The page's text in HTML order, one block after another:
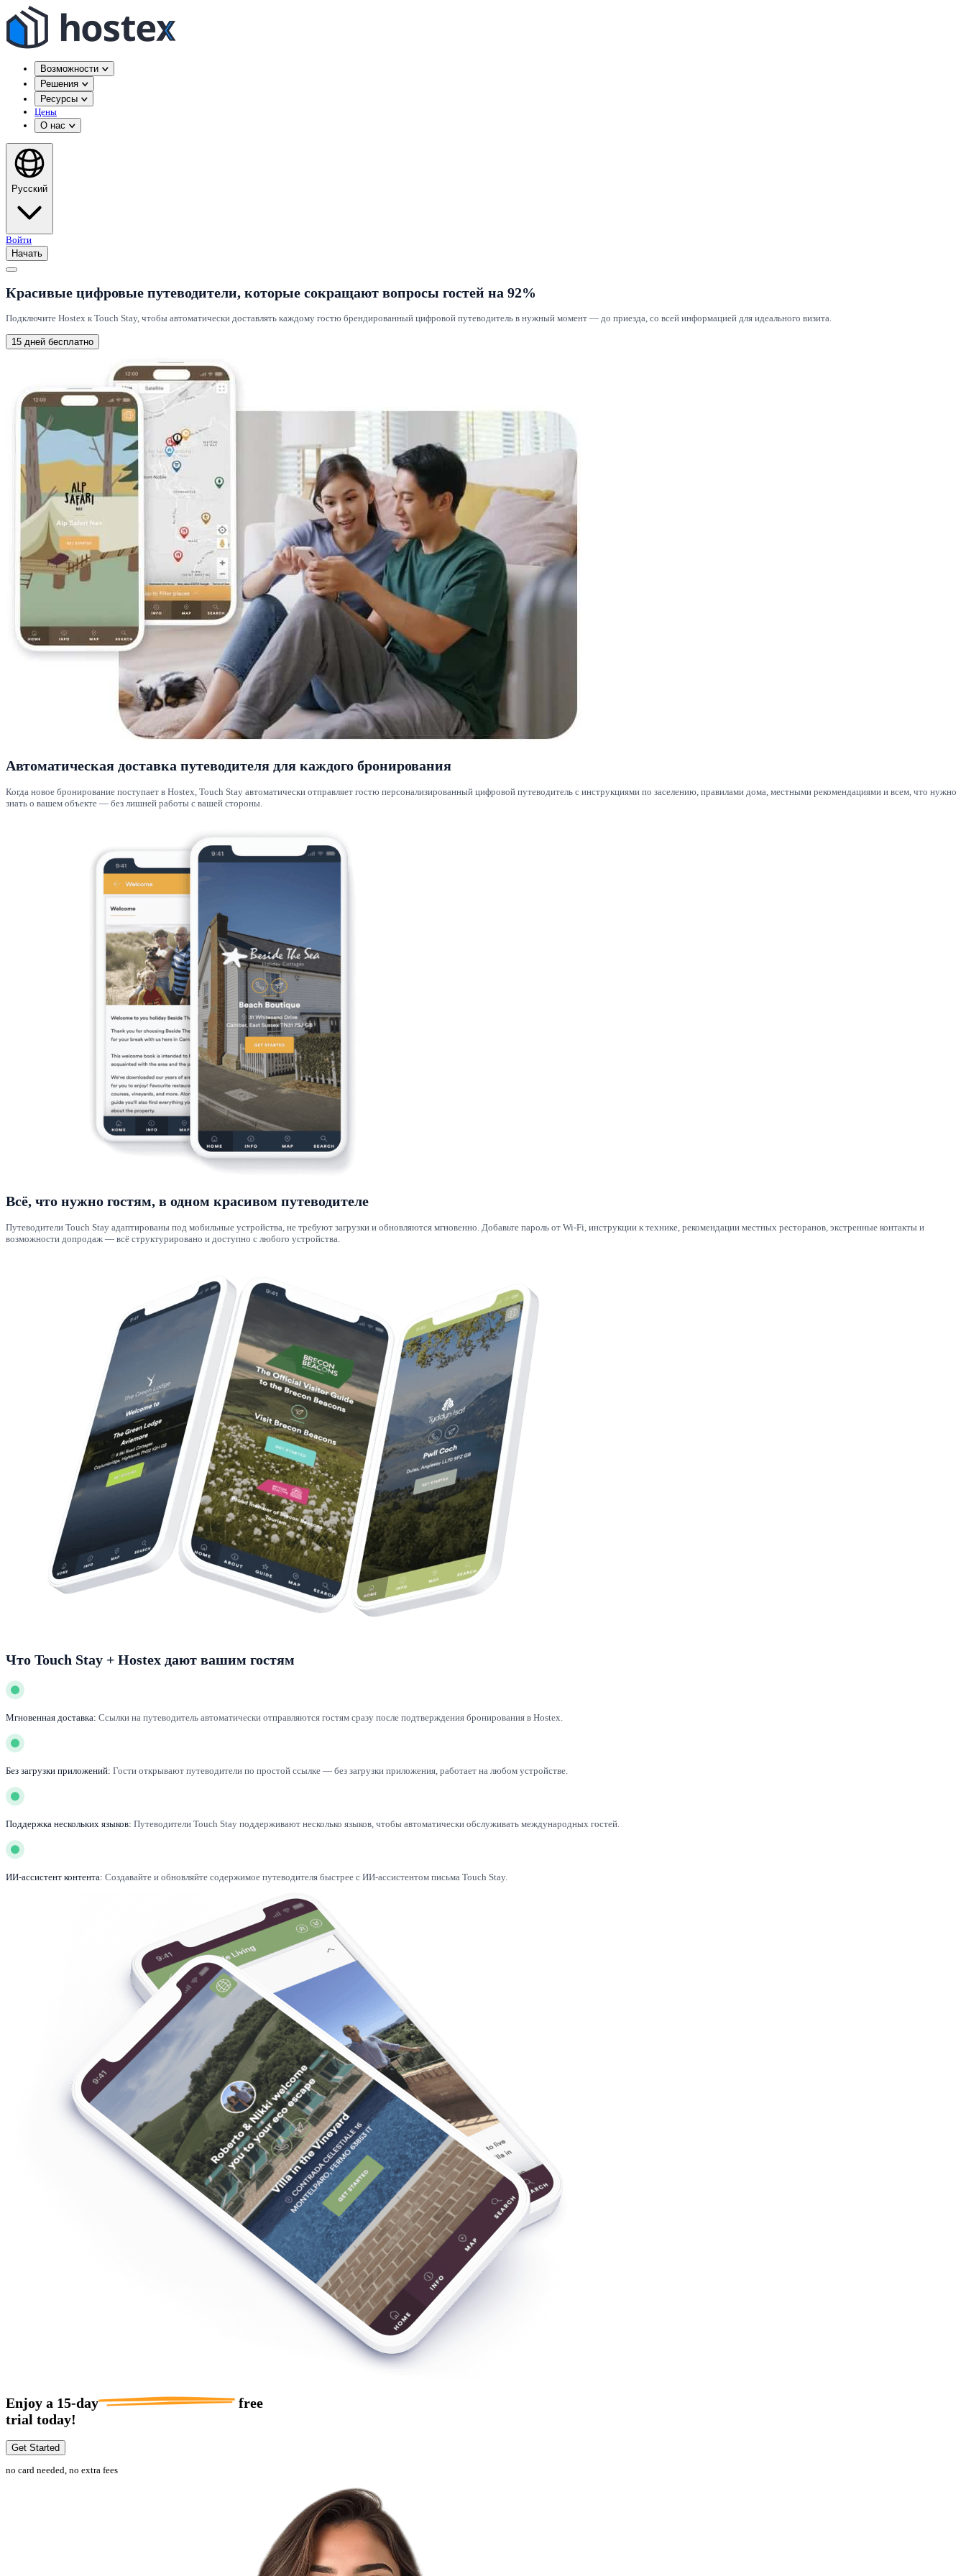
Возможности
Решения
Ресурсы
Цены
О нас
Русский
Войти
Начать
Красивые цифровые путеводители, которые сокращают вопросы гостей на 92%
Подключите Hostex к Touch Stay, чтобы автоматически доставлять каждому гостю брендированный цифровой путеводитель в нужный момент — до приезда, со всей информацией для идеального визита.
15 дней бесплатно
Автоматическая доставка путеводителя для каждого бронирования
Когда новое бронирование поступает в Hostex, Touch Stay автоматически отправляет гостю персонализированный цифровой путеводитель с инструкциями по заселению, правилами дома, местными рекомендациями и всем, что нужно
знать о вашем объекте — без лишней работы с вашей стороны.
Всё, что нужно гостям, в одном красивом путеводителе
Путеводители Touch Stay адаптированы под мобильные устройства, не требуют загрузки и обновляются мгновенно. Добавьте пароль от Wi-Fi, инструкции к технике, рекомендации местных ресторанов, экстренные контакты и
возможности допродаж — всё структурировано и доступно с любого устройства.
Что Touch Stay + Hostex дают вашим гостям
Мгновенная доставка: Ссылки на путеводитель автоматически отправляются гостям сразу после подтверждения бронирования в Hostex.
Без загрузки приложений: Гости открывают путеводители по простой ссылке — без загрузки приложения, работает на любом устройстве.
Поддержка нескольких языков: Путеводители Touch Stay поддерживают несколько языков, чтобы автоматически обслуживать международных гостей.
ИИ-ассистент контента: Создавайте и обновляйте содержимое путеводителя быстрее с ИИ-ассистентом письма Touch Stay.
Enjoy a 15-day
free
trial today!
Get Started
no card needed, no extra fees